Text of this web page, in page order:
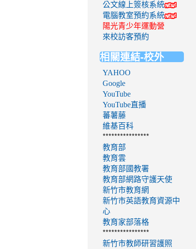
公文線上簽核系統
電腦教室預約系統
陽光青少年運動營
來校訪客預約
相關連結-校外
YAHOO
Google
YouTube
YouTube直播
蕃薯藤
維基百科
****************
教育部
教育雲
教育部國教署
教育部網路守護天使
新竹市教育網
新竹市英語教育資源中
心
教育家部落格
****************
新竹市教師研習護照